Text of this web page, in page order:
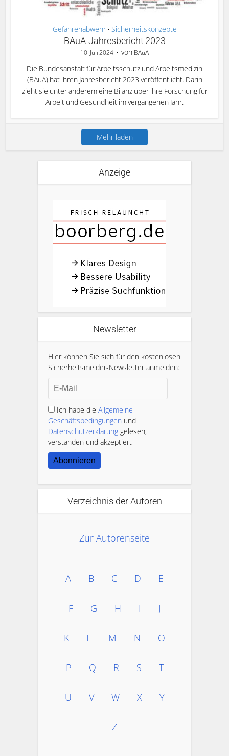
Gefahrenabwehr • Sicherheitskonzepte
BAuA-Jahresbericht 2023
10. Juli 2024 von BAuA
Die Bundesanstalt für Arbeitsschutz und Arbeitsmedizin
(BAuA) hat ihren Jahresbericht 2023 veröffentlicht. Darin
zieht sie unter anderem eine Bilanz über ihre Forschung für
Arbeit und Gesundheit im vergangenen Jahr.
Mehr laden
Anzeige
Newsletter
Hier können Sie sich für den kostenlosen
Sicherheitsmelder-Newsletter anmelden:
Ich habe die Allgemeine
Geschäftsbedingungen und
Datenschutzerklärung gelesen,
verstanden und akzeptiert
Abonnieren
Verzeichnis der Autoren
Zur Autorenseite
A B C D E
F G H I J
K L M N O
P Q R S T
U V W X Y
Z